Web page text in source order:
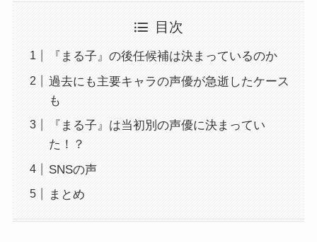
目次
『まる子』の後任候補は決まっているのか
過去にも主要キャラの声優が急逝したケース
も
『まる子』は当初別の声優に決まってい
た！？
SNSの声
まとめ